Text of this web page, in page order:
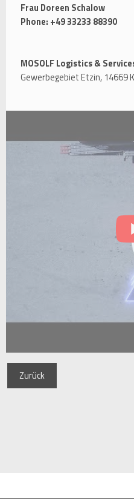
Frau Doreen Schalow
Phone: +49 33233 88390
MOSOLF Logistics &
Gewerbegebiet Etzin, 14669
Zurück